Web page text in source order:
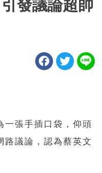
發議論超帥
一張手插口袋，仰頭
路議論，認為蔡英文